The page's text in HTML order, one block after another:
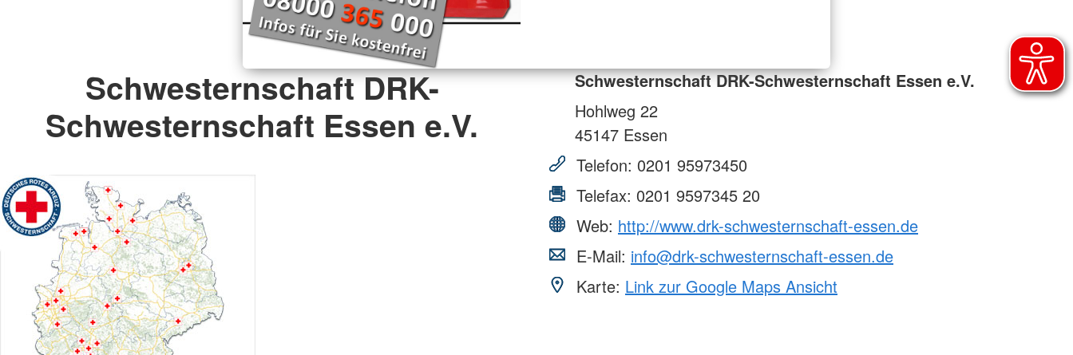
Kleidercontainer
Blutspendedienst NSTOB
Schwesternschaft DRK-
Schwesternschaft Essen e.V.
Schwesternschaft DRK-Schwesternschaft Essen e.V.
Hohlweg 22
45147 Essen
Telefon: 0201 95973450
Telefax: 0201 9597345 20
Web: http://www.drk-schwesternschaft-essen.de
E-Mail: info@drk-schwesternschaft-essen.de
Karte: Link zur Google Maps Ansicht